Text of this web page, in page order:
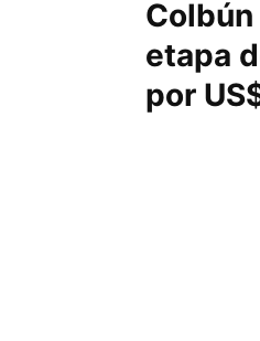
etapa
por